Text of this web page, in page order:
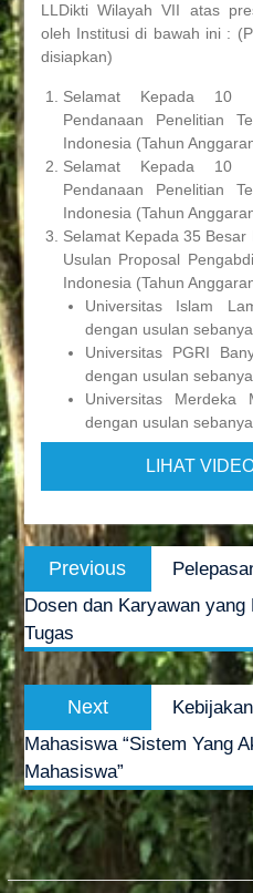
LLDikti Wilayah VII atas
oleh Institusi di bawah ini :
disiapkan)
Selamat Kepada 10
Pendanaan Penelitian
Indonesia (Tahun
Selamat Kepada 10
Pendanaan Penelitian
Indonesia (Tahun
Selamat Kepada 35
Usulan Proposal
Indonesia (Tahun
Universitas Islam
dengan usulan
Universitas PGRI
dengan usulan
Universitas Merdeka
dengan usulan
LIHAT
Post
navigation
Previous
post:
Dosen dan Karyawan
Tugas
Next
post:
Mahasiswa “Sistem Yang
Mahasiswa”